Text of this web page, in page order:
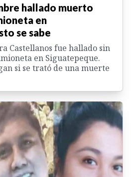
hallado muerto
en
se sabe
Castellanos fue hallado sin
en Siguatepeque.
si se trató de una muerte